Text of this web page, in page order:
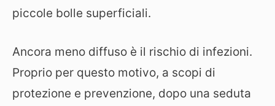
piccole bolle superficiali.
Ancora meno diffuso è il rischio di infezioni.
Proprio per questo motivo, a scopi di
protezione e prevenzione, dopo una seduta